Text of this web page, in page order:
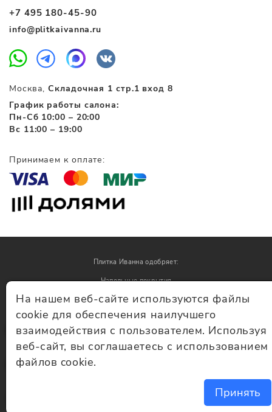
+7 495 180-45-90
info@plitkaivanna.ru
Москва,Складочная 1 стр.1 вход 8
График работы салона:
Пн-Сб 10:00 – 20:00
Вс 11:00 – 19:00
Принимаем к оплате:
© Плитка Иванна 2026 - плитка и керамогранит
Плитка Иванна одобряет:
Напольные покрытия
Обои
На нашем веб-сайте используются файлы
cookie для обеспечения наилучшего
взаимодействия с пользователем. Используя
веб-сайт, вы соглашаетесь с использованием
файлов cookie.
Принять